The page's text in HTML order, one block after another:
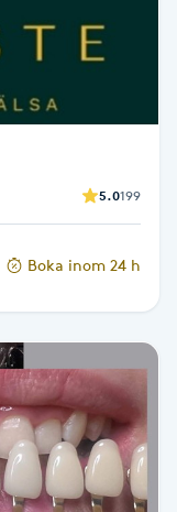
5.0199
Boka inom 24 h